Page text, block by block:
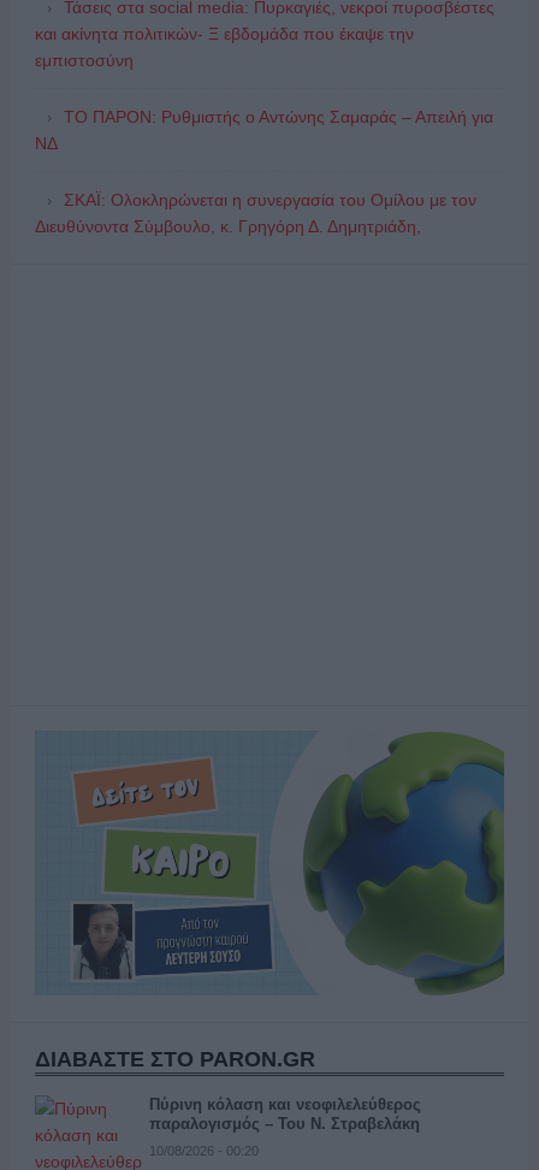
Τάσεις στα social media: Πυρκαγιές, νεκροί πυροσβέστες
και ακίνητα πολιτικών- Ξ εβδομάδα που έκαψε την
εμπιστοσύνη
ΤΟ ΠΑΡΟΝ: Ρυθμιστής ο Αντώνης Σαμαράς – Απειλή για
ΝΔ
ΣΚΑΪ: Ολοκληρώνεται η συνεργασία του Ομίλου με τον
Διευθύνοντα Σύμβουλο, κ. Γρηγόρη Δ. Δημητριάδη,
ΔΙΑΒΑΣΤΕ ΣΤΟ PARON.GR
Πύρινη κόλαση και νεοφιλελεύθερος
παραλογισμός – Του Ν. Στραβελάκη
10/08/2026 - 00:20